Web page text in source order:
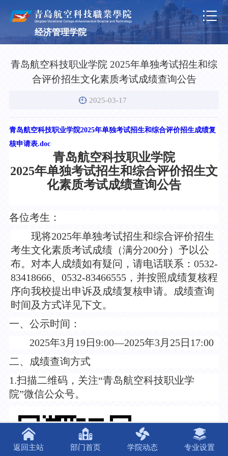

经济管理学院
青岛航空科技职业学院 2025年单独考试招生和综
合评价招生文化素质考试成绩查询公告
2025-03-17
青岛航空科技职业学院2025年单独考试招生和综合评价招生成绩复
核申请表.doc
青岛航空科技职业学院
2025年单独考试招生和综合评价招生文
化素质考试成绩查询公告
各位考生：
现将2025年单独考试招生和综合评价招生
考生文化素质考试成绩（满分200分）予以公
布。对本人成绩如有疑问，请电话联系：0532-
83418666、0532-83466555，并按照成绩复核程
序向我校提出申诉及成绩复核申请。成绩查询
时间及方式详见下文。
一、公示时间：
2025年3月19日9:00—2025年3月25日17:00
二、成绩查询方式
1.扫描二维码，关注“青岛航空科技职业学
院”微信公众号。
返回主站 部门首页 学院动态 专业设置